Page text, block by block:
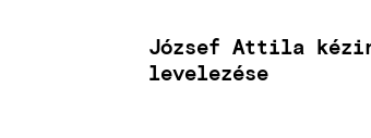
József Attila
levelezése